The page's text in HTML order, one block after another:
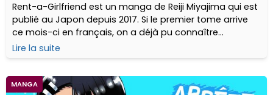
Rent-a-Girlfriend est un manga de Reiji Miyajima qui est
publié au Japon depuis 2017. Si le premier tome arrive
ce mois-ci en français, on a déjà pu connaître
l'adaptation animée de l'oeuvre, diffusée fin 2020 sur
les plateformes Crunchyroll et ADN.
Lire la suite
MANGA